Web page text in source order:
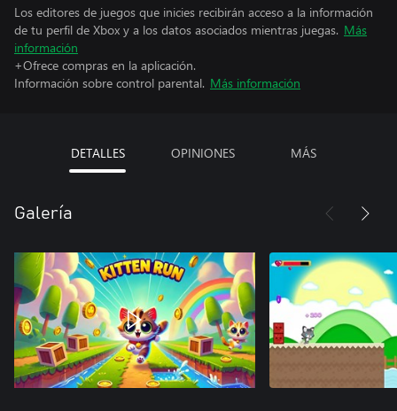
Los editores de juegos que inicies recibirán acceso a la información
de tu perfil de Xbox y a los datos asociados mientras juegas. Más
información
+Ofrece compras en la aplicación.
Información sobre control parental. Más información
DETALLES OPINIONES MÁS
Galería